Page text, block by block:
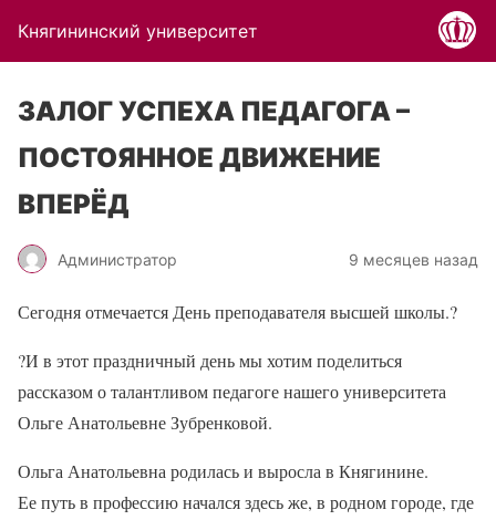
Княгининский университет
ЗАЛОГ УСПЕХА ПЕДАГОГА –
ПОСТОЯННОЕ ДВИЖЕНИЕ
ВПЕРЁД
Администратор 9 месяцев назад
Сегодня отмечается День преподавателя высшей школы.?
?И в этот праздничный день мы хотим поделиться
рассказом о талантливом педагоге нашего университета
Ольге Анатольевне Зубренковой.
Ольга Анатольевна родилась и выросла в Княгинине.
Ее путь в профессию начался здесь же, в родном городе, где